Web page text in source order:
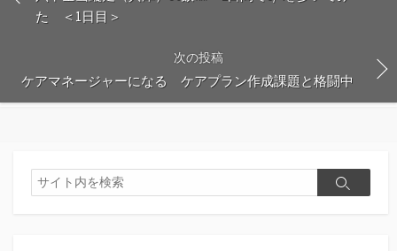
た ＜1日目＞
次の投稿
ケアマネージャーになる ケアプラン作成課題と格闘中
検
索
検